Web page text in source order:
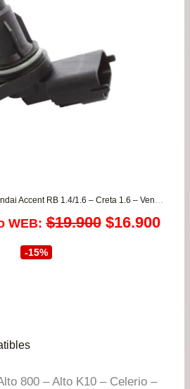
Sensor eje levas para Hyundai Accent RB 1.4/1.6 – Creta 1.6 – Venue 1.6 – Veloster desde 2011 a 2022
WEB: $19.900 El
$16.900El
-15%
800 – Alto K10 – Celerio –